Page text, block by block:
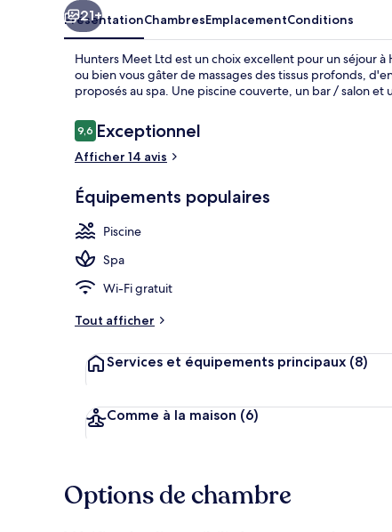
21+
PrésentationChambresEmplacementConditions
Hunters Meet Ltd est un choix excellent pour un séjour
ou bien vous gâter de massages des tissus profonds,
proposés au spa. Une piscine couverte, un bar / salon
Avis
voyageurs
9,69,6 sur 10
Exceptionnel
Afficher 14 avis
Équipements populaires
Piscine
Spa
Wi-Fi gratuit
Tout afficher
Services et équipements principaux (8)
Comme à la maison (6)
Options de chambre